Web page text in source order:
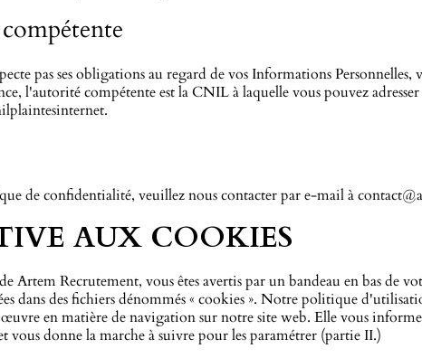
pas ses obligations au regard de vos Informations Personnelles,
l'autorité compétente est la CNIL à laquelle vous pouvez
.
de confidentialité, veuillez nous contacter par e-mail à
AUX COOKIES
Artem Recrutement, vous êtes avertis par un bandeau en bas de
dans des fichiers dénommés « cookies ». Notre politique
en matière de navigation sur notre site web. Elle vous
vous donne la marche à suivre pour les paramétrer (partie II.)